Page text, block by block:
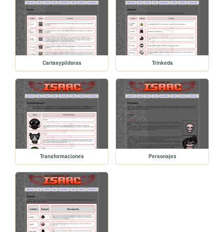
Cartasypildoras Trinkeds
Transformaciones Personajes